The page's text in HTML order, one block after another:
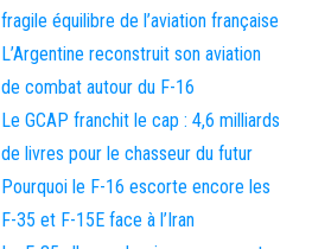
fragile équilibre de l’aviation française
L’Argentine reconstruit son aviation
de combat autour du F-16
Le GCAP franchit le cap : 4,6 milliards
de livres pour le chasseur du futur
Pourquoi le F-16 escorte encore les
F-35 et F-15E face à l’Iran